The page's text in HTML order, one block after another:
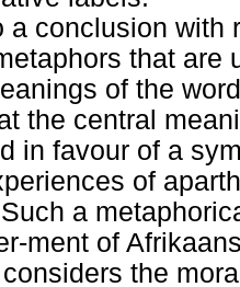
a conclusion with
that are
of the
the central
in favour of a
of
a
ment of
the